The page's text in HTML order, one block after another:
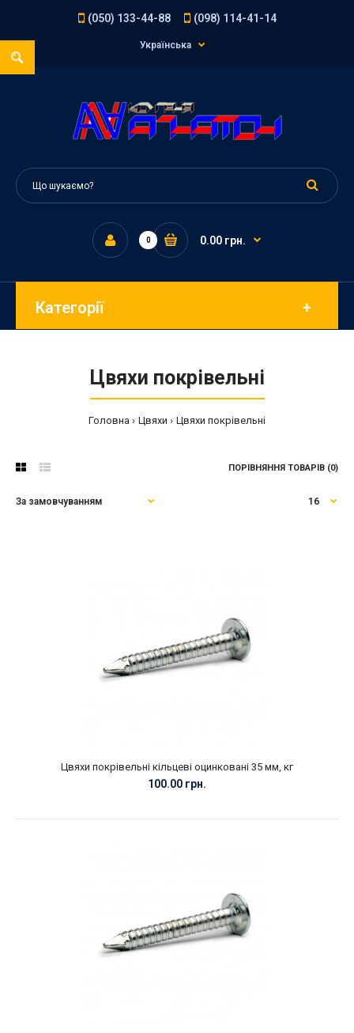
(050) 133-44-88 (098) 114-41-14
Українська
0 0.00 грн.
Категорії
Цвяхи покрівельні
Головна Цвяхи Цвяхи покрівельні
ПОРІВНЯННЯ ТОВАРІВ (0)
Цвяхи покрівельні кільцеві оцинковані 35 мм, кг
100.00 грн.